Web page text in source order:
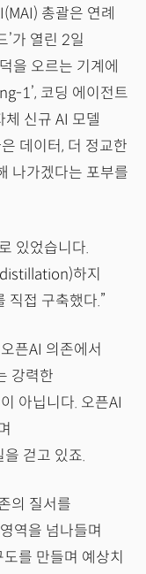
총괄은 연례
’가 열린 2일
을 오르는 기계에
1’, 코딩 에이전트
신규 AI 모델
데이터, 더 정교한
나가겠다는 포부를
있었습니다.
하지
직접 구축했다.”
픈AI 의존에서
강력한
아닙니다. 오픈AI
걷고 있죠.
의 질서를
역을 넘나들며
를 만들며 예상치